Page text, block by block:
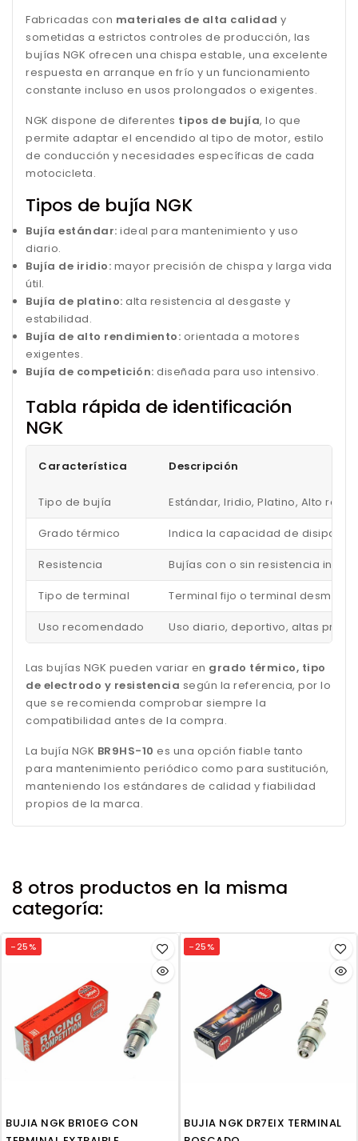
Fabricadas con materiales de alta calidad y
sometidas a estrictos controles de producción, las
bujías NGK ofrecen una chispa estable, una excelente
respuesta en arranque en frío y un funcionamiento
constante incluso en usos prolongados o exigentes.
NGK dispone de diferentes tipos de bujía, lo que
permite adaptar el encendido al tipo de motor, estilo
de conducción y necesidades específicas de cada
motocicleta.
Tipos de bujía NGK
Bujía estándar: ideal para mantenimiento y uso
diario.
Bujía de iridio: mayor precisión de chispa y larga vida
útil.
Bujía de platino: alta resistencia al desgaste y
estabilidad.
Bujía de alto rendimiento: orientada a motores
exigentes.
Bujía de competición: diseñada para uso intensivo.
Tabla rápida de identificación
NGK
Característica Descripción
Tipo de bujía Estándar, Iridio, Platino, Alto
Grado térmico Indica la capacidad de disipar
Resistencia Bujías con o sin resistencia
Tipo de terminal Terminal fijo o terminal
Uso recomendado Uso diario, deportivo, altas
Las bujías NGK pueden variar en grado térmico, tipo
de electrodo y resistencia según la referencia, por lo
que se recomienda comprobar siempre la
compatibilidad antes de la compra.
La bujía NGK BR9HS-10 es una opción fiable tanto
para mantenimiento periódico como para sustitución,
manteniendo los estándares de calidad y fiabilidad
propios de la marca.
8 otros productos en la misma
categoría:
-25%
BUJIA NGK BR10EG CON
-25%
BUJIA NGK DR7EIX TERMINAL